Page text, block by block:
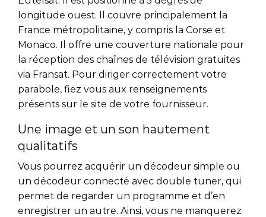
longitude ouest. Il couvre principalement la
France métropolitaine, y compris la Corse et
Monaco. Il offre une couverture nationale pour
la réception des chaînes de télévision gratuites
via Fransat. Pour diriger correctement votre
parabole, fiez vous aux renseignements
présents sur le site de votre fournisseur.
Une image et un son hautement
qualitatifs
Vous pourrez acquérir un décodeur simple ou
un décodeur connecté avec double tuner, qui
permet de regarder un programme et d’en
enregistrer un autre. Ainsi, vous ne manquerez